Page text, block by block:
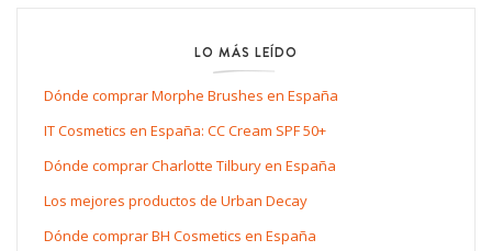
LO MÁS LEÍDO
Dónde comprar Morphe Brushes en España
IT Cosmetics en España: CC Cream SPF 50+
Dónde comprar Charlotte Tilbury en España
Los mejores productos de Urban Decay
Dónde comprar BH Cosmetics en España